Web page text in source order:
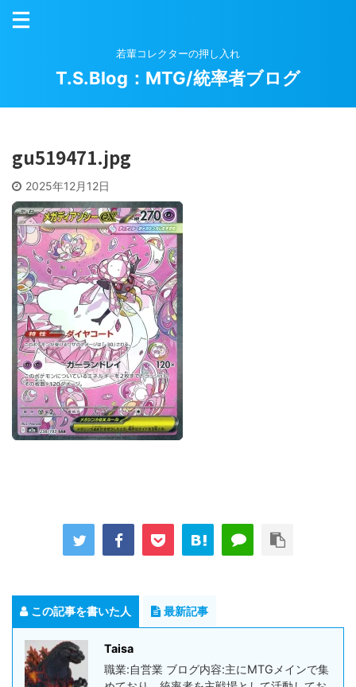
若輩コレクターの押し入れ
T.S.Blog：MTG/統率者ブログ
gu519471.jpg
2025年12月12日
この記事を書いた人 最新記事
Taisa
職業:自営業 ブログ内容:主にMTGメインで集